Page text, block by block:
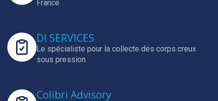
France
DI SERVICES
Le spécialiste pour la collecte des corps creux
sous pression
Colibri Advisory